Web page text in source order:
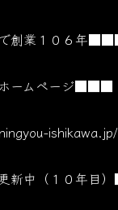
業１０６年
ームページ■■■
ishikawa.jp/
新中（１０年目